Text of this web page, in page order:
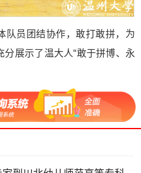
队员团结协作，敢打敢拼，为
展示了温大人“敢于拼博、永